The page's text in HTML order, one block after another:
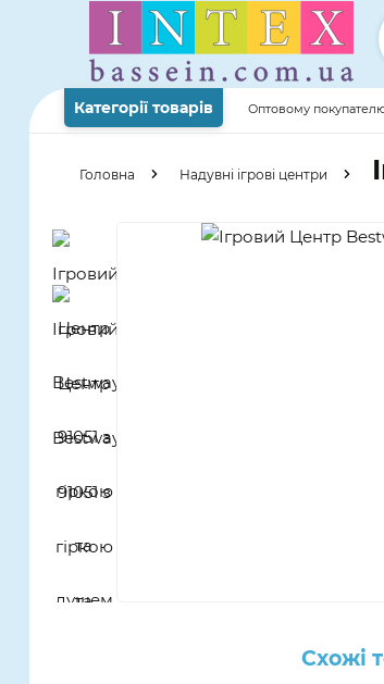
Категорії товарів Оптовому
Головна Надувні ігрові центри
Схожі